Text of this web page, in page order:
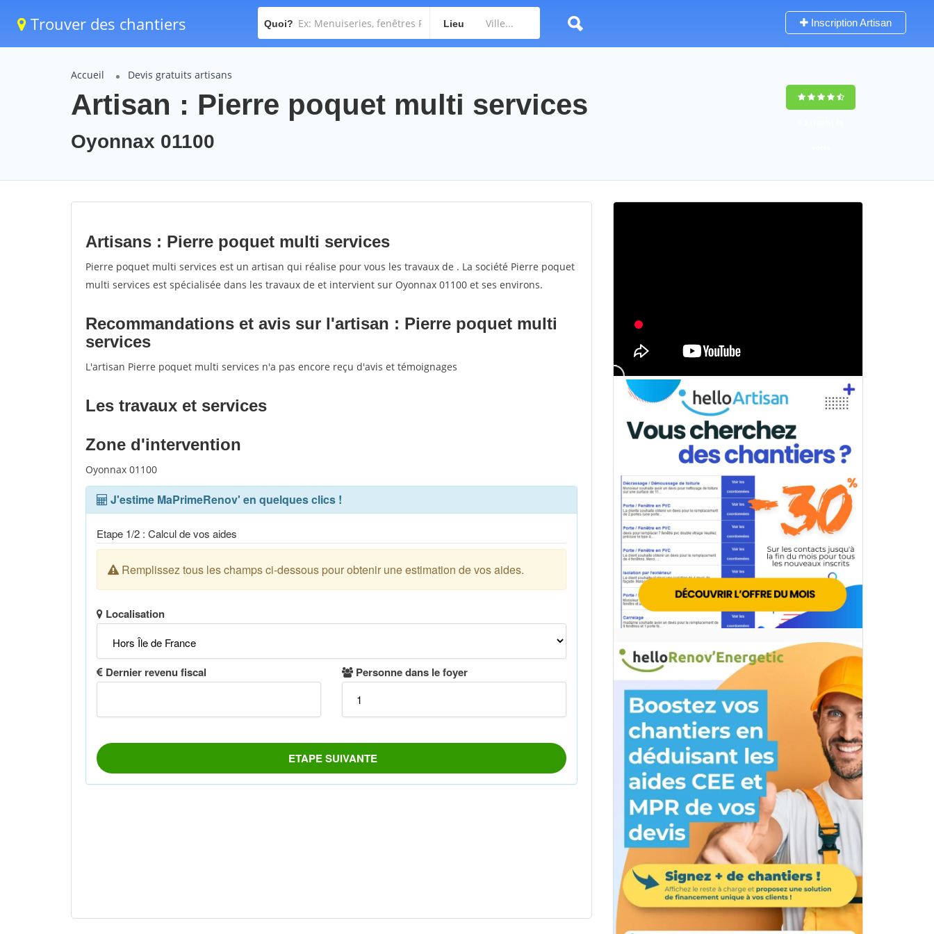
Trouver des chantiers Quoi? Lieu Inscription Artisan
Accueil Devis gratuits artisans
Artisan : Pierre poquet multi services
Oyonnax 01100
Artisans : Pierre poquet multi services
Pierre poquet multi services est un artisan qui réalise pour vous les travaux de . La société Pierre poquet
multi services est spécialisée dans les travaux de et intervient sur Oyonnax 01100 et ses environs.
Recommandations et avis sur l'artisan : Pierre poquet multi
services
L'artisan Pierre poquet multi services n'a pas encore reçu d'avis et témoignages
Les travaux et services
Zone d'intervention
Oyonnax 01100